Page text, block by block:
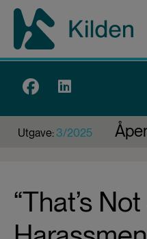
Hopp
hovedinnhold
Utgave:3/2025
“That’s